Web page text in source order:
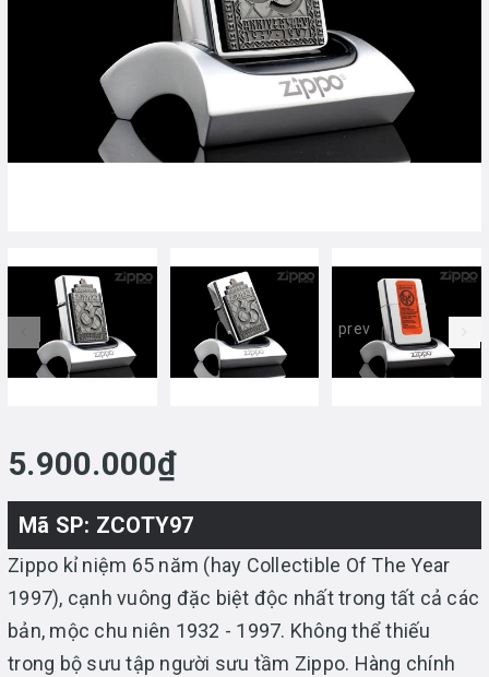
prev
5.900.000₫
Mã SP: ZCOTY97
Zippo kỉ niệm 65 năm (hay Collectible Of The Year
1997), cạnh vuông đặc biệt độc nhất trong tất cả các
bản, mộc chu niên 1932 - 1997. Không thể thiếu
trong bộ sưu tập người sưu tầm Zippo. Hàng chính